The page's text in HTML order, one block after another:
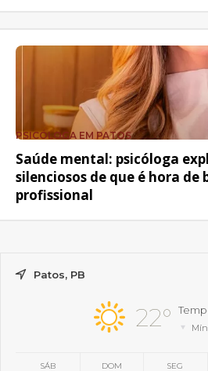
PSICÓLOGA EM PATOS
Saúde mental: psicóloga
silenciosos de que é hora de
profissional
Patos, PB
22°
SÁB DOM SEG